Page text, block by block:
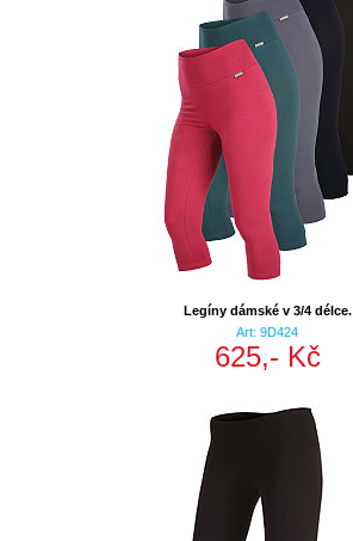
Legíny dámské v 3/4 délce.
Art: 9D424
625,- Kč